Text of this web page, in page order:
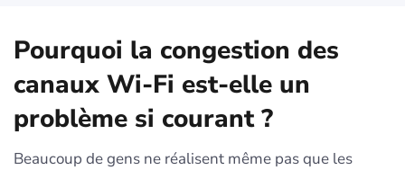
Pourquoi la congestion des
canaux Wi-Fi est-elle un
problème si courant ?
Beaucoup de gens ne réalisent même pas que les